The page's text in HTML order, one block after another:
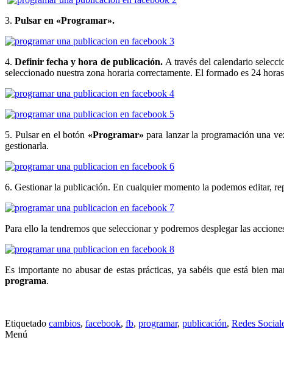
3. Pulsar en «Programar».
4.Definir fecha y hora de publicación. A través del calendario
seleccionado nuestra zona horaria correctamente. El formado es 24
5. Pulsar en el botón «Programar» para lanzar la programación una
gestionarla.
6. Gestionar la publicación. En cualquier momento la podemos editar,
Para ello la tendremos que seleccionar y podremos desplegar las
Es importante no abusar de estas prácticas, ya sabéis que está bien
programa.
Etiquetado cambios, facebook, fb, programar, publicación, Redes
Menú